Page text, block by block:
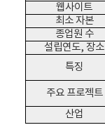
웹사이트
최소 자본
종업원 수
설립연도, 장소
특징
주요 프로젝트
산업